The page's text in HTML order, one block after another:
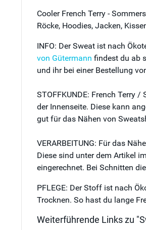
Cooler French Terry -
Röcke, Hoodies, Jacken,
INFO: Der Sweat ist nach
von Gütermann findest du ab
und ihr bei einer Bestellung
STOFFKUNDE: French Terry
der Innenseite. Diese kann
gut für das Nähen von
VERARBEITUNG: Für das
Diese sind unter dem Artikel
eingerechnet. Bei Schnitten
PFLEGE: Der Stoff ist nach
Trocknen. So hast du lange
Weiterführende Links zu